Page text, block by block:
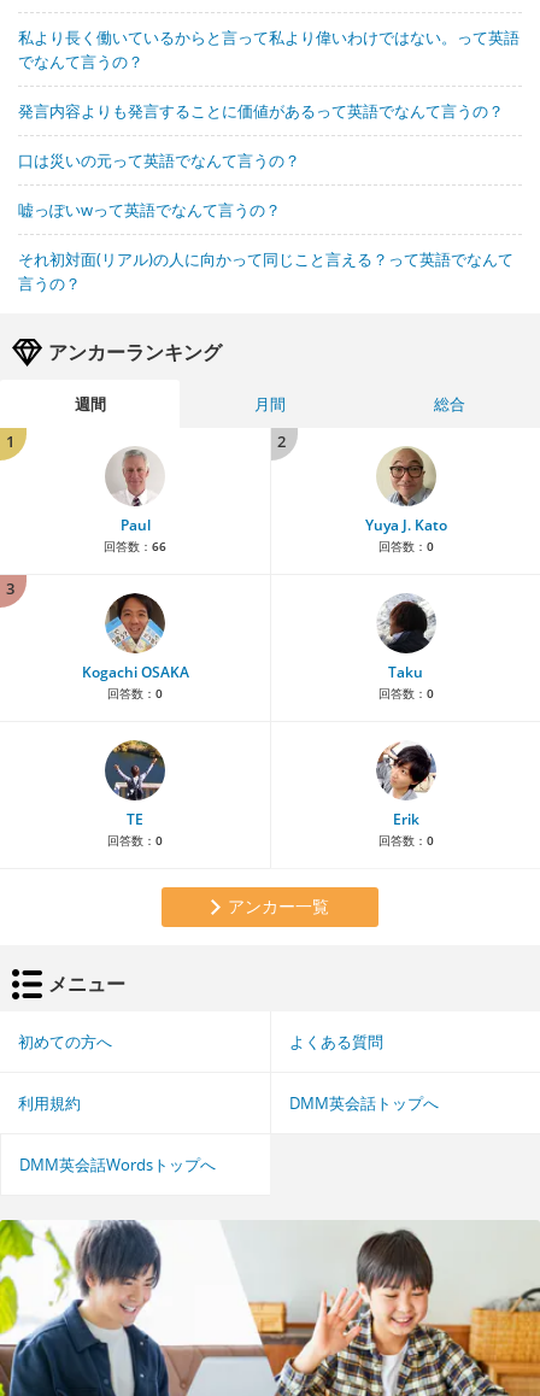
私より長く働いているからと言って私より偉いわけではない。って英語
でなんて言うの？
発言内容よりも発言することに価値があるって英語でなんて言うの？
口は災いの元って英語でなんて言うの？
嘘っぽいwって英語でなんて言うの？
それ初対面(リアル)の人に向かって同じこと言える？って英語でなんて
言うの？
アンカーランキング
週間 月間
総合
1
Paul
回答数： 66
2
Yuya J. Kato
回答数： 0
3
Kogachi OSAKA
回答数： 0
Taku
回答数： 0
TE
回答数： 0
Erik
回答数： 0
アンカー一覧
メニュー
初めての方へ よくある質問
利用規約 DMM英会話トップへ
DMM英会話Wordsトップへ